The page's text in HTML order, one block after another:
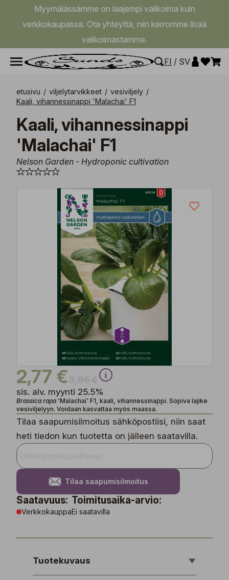
Myymälässämme on laajempi valikoima kuin
verkkokaupassa. Ota yhteyttä, niin kerromme lisää
valikoimastamme.
FI / SV
etusivu / viljelytarvikkeet / vesiviljely /
Kaali, vihannessinappi 'Malachai' F1
Kaali, vihannessinappi
'Malachai' F1
Nelson Garden - Hydroponic cultivation
2,77 €
sis. alv. myynti 25.5%
Brassica rapa 'Malachai' F1, kaali, vihannessinappi. Sopiva lajike
vesiviljelyyn. Voidaan kasvattaa myös maassa.
Tilaa saapumisilmoitus sähköpostiisi, niin saat
heti tiedon kun tuotetta on jälleen saatavilla.
Tilaa saapumisilmoitus
Saatavuus:
Verkkokauppa
Toimitusaika-arvio:
Ei saatavilla
Tuotekuvaus